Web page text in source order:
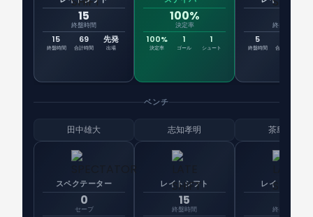
15
終盤時間
15
終盤時間
69
合計時間
先発
出場
100%
決定率
100%
決定率
1
ゴール
1
シュート
終盤時間
5
終盤時間 合計時間
ベンチ
田中雄大
スペクテーター
0
セーブ
志知孝明
レイトシフト
15
終盤時間
茶島雄介
レイトシフト
終盤時間